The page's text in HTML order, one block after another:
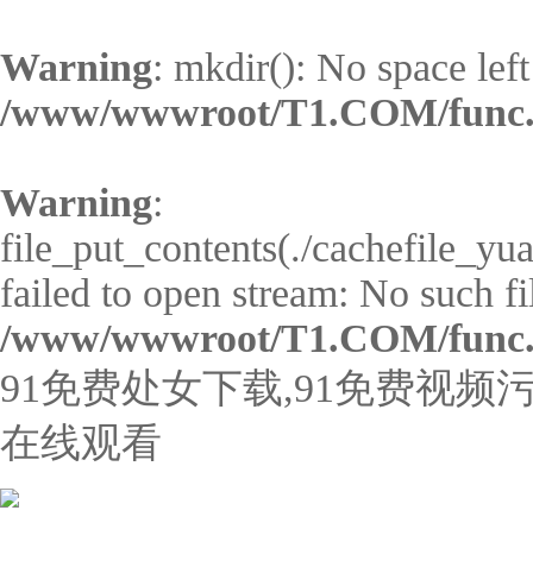
Warning: mkdir(): No space
/www/wwwroot/T1.COM/
Warning:
file_put_contents(./
failed to open stream: No such
/www/wwwroot/T1.COM/
91免费处女下载,91免费视频
在线观看